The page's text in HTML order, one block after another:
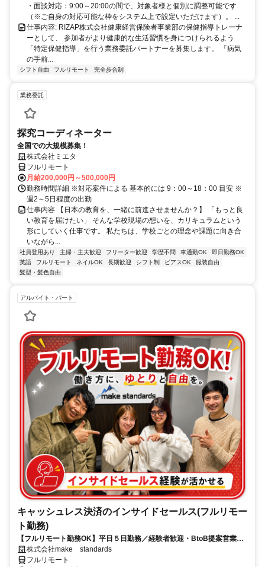
・面談対応：9:00～20:00の間で、対象者様と個別に調整可能です
（※ご自身の対応可能な枠をシステム上で設定いただけます）。 ...
仕事内容: RIZAP株式会社健康経営保険者事業部の保健指導トレーナ
ーとして、 参加者がより健康的な生活習慣を身につけられるよう
「特定保健指導」を行う業務委託パートナーを募集します。 「病気
の手前...
シフト自由 フルリモート 完全歩合制
業務委託
探究コーディネーター
全国での大規模募集！
株式会社ミエタ
フルリモート
月給200,000円～500,000円
勤務時間詳細 ※対応案件による 基本的には 9：00～18：00 目安 ※
週2～5日程度の出勤
仕事内容 【日本の教育を、一緒に前進させませんか？】 「もっと良
い教育を届けたい」 そんな学校現場の想いを、カリキュラムという
形にしていく仕事です。 私たちは、学校ごとの理念や課題に向き合
いながら...
社員登用あり 主婦・主夫歓迎 フリーター歓迎 学歴不問 車通勤OK
即日勤務OK
英語
フルリモート ネイルOK 長期歓迎 シフト制 ピアスOK
服装自由
髪型・髪色自由
アルバイト・パート
キャッシュレス決済のインサイドセールス(フルリモー
ト勤務)
【フルリモート勤務OK】平日５日勤務／経験者歓迎・BtoB提案営業で
スキルアップ
株式会社make standards
フルリモート